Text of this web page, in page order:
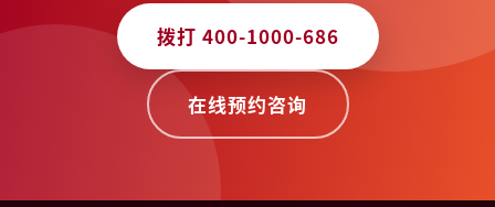
拨打 400-1000-686
在线预约咨询